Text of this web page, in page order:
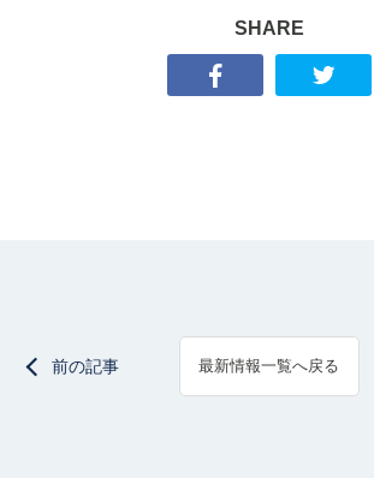
SHARE
前の記事 最新情報一覧へ戻る